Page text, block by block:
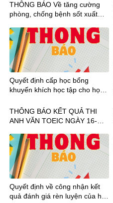
THÔNG BÁO Về tăng cường
phòng, chống bệnh sốt xuất
Quyết định cấp học bổng
khuyến khích học tập cho học
2023
THÔNG BÁO KẾT QUẢ THI
ANH VĂN TOEIC NGÀY 16-
Quyết định về công nhận kết
quả đánh giá rèn luyện của học